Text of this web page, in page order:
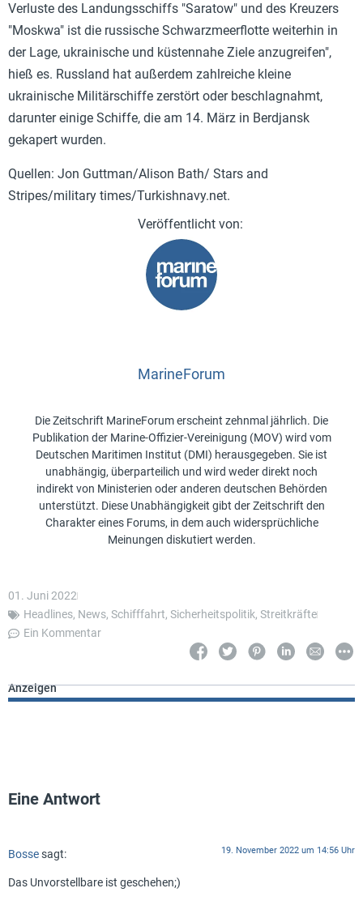
Verluste des Landungsschiffs "Saratow" und des Kreuzers
"Moskwa" ist die russische Schwarzmeerflotte weiterhin in
der Lage, ukrainische und küstennahe Ziele anzugreifen",
hieß es. Russland hat außerdem zahlreiche kleine
ukrainische Militärschiffe zerstört oder beschlagnahmt,
darunter einige Schiffe, die am 14. März in Berdjansk
gekapert wurden.
Quellen: Jon Guttman/Alison Bath/ Stars and
Stripes/military times/Turkishnavy.net.
MarineForum
Die Zeitschrift MarineForum erscheint zehnmal jährlich. Die
Publikation der Marine-Offizier-Vereinigung (MOV) wird vom
Deutschen Maritimen Institut (DMI) herausgegeben. Sie ist
unabhängig, überparteilich und wird weder direkt noch
indirekt von Ministerien oder anderen deutschen Behörden
unterstützt. Diese Unabhängigkeit gibt der Zeitschrift den
Charakter eines Forums, in dem auch widersprüchliche
Meinungen diskutiert werden.
01. Juni 2022
Headlines, News, Schifffahrt, Sicherheitspolitik, Streitkräfte
Ein Kommentar
Anzeigen
Eine Antwort
Bossesagt: 19. November 2022 um 14:56 Uhr
Das Unvorstellbare ist geschehen;)